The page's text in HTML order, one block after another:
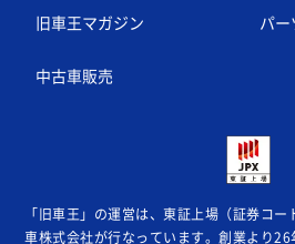
旧車王マガジン パ
中古車販売
「旧車王」の運営は、東証上場（証券コ
車株式会社が行なっています。創業より